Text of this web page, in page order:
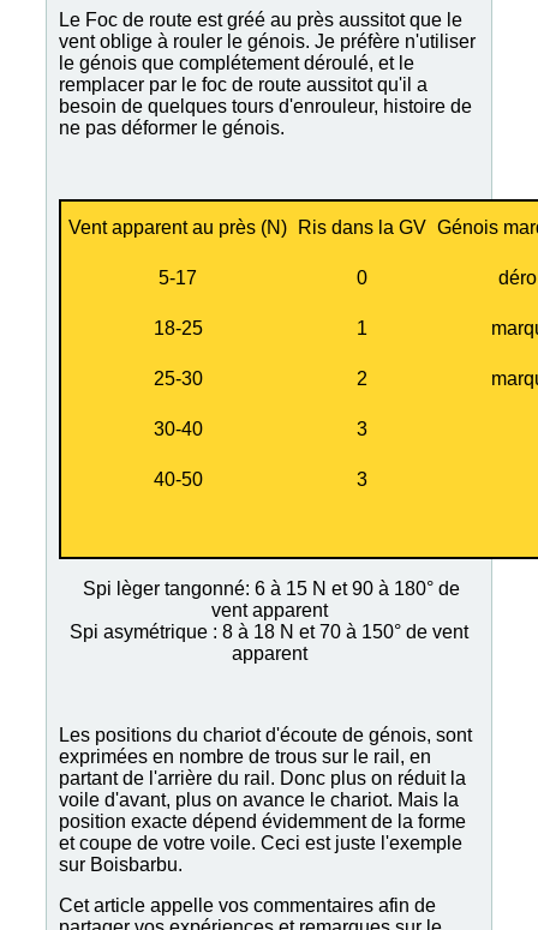
Le Foc de route est gréé au près aussitot que le
vent oblige à rouler le génois. Je préfère n'utiliser
le génois que complétement déroulé, et le
remplacer par le foc de route aussitot qu'il a
besoin de quelques tours d'enrouleur, histoire de
ne pas déformer le génois.
Vent apparent au près (N) Ris dans la GV Génois
5-17 0
18-25 1
25-30 2
30-40 3
40-50 3
Spi lèger tangonné: 6 à 15 N et 90 à 180° de
vent apparent
Spi asymétrique : 8 à 18 N et 70 à 150° de vent
apparent
Les positions du chariot d'écoute de génois, sont
exprimées en nombre de trous sur le rail, en
partant de l'arrière du rail. Donc plus on réduit la
voile d'avant, plus on avance le chariot. Mais la
position exacte dépend évidemment de la forme
et coupe de votre voile. Ceci est juste l'exemple
sur Boisbarbu.
Cet article appelle vos commentaires afin de